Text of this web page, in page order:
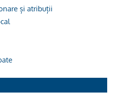
și atribuții